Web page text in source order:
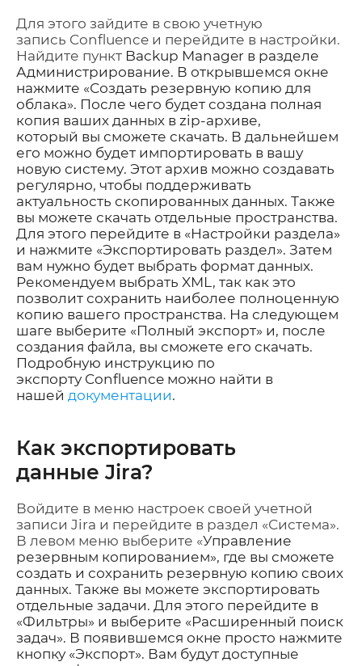
Для этого зайдите в свою учетную
запись Confluence и перейдите в настройки.
Найдите пункт Backup Manager в разделе
Администрирование. В открывшемся окне
нажмите «Создать резервную копию для
облака». После чего будет создана полная
копия ваших данных в zip-архиве,
который вы сможете скачать. В дальнейшем
его можно будет импортировать в вашу
новую систему. Этот архив можно создавать
регулярно, чтобы поддерживать
актуальность скопированных данных. Также
вы можете скачать отдельные пространства.
Для этого перейдите в «Настройки раздела»
и нажмите «Экспортировать раздел». Затем
вам нужно будет выбрать формат данных.
Рекомендуем выбрать XML, так как это
позволит сохранить наиболее полноценную
копию вашего пространства. На следующем
шаге выберите «Полный экспорт» и, после
создания файла, вы сможете его скачать.
Подробную инструкцию по
экспорту Confluence можно найти в
нашей документации.
Как экспортировать
данные Jira?
Войдите в меню настроек своей учетной
записи Jira и перейдите в раздел «Система».
В левом меню выберите «Управление
резервным копированием», где вы сможете
создать и сохранить резервную копию своих
данных. Также вы можете экспортировать
отдельные задачи. Для этого перейдите в
«Фильтры» и выберите «Расширенный поиск
задач». В появившемся окне просто нажмите
кнопку «Экспорт». Вам будут доступные